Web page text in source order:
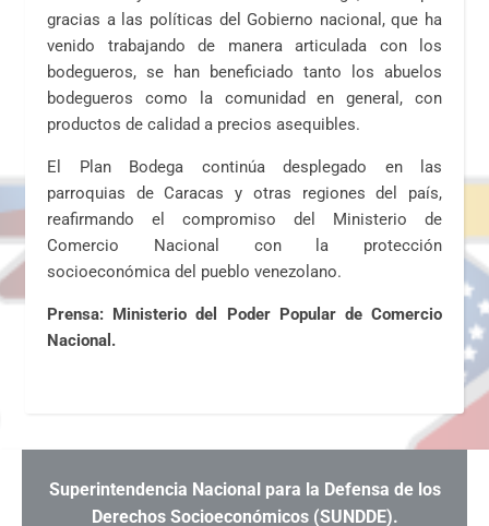
gracias a las políticas del Gobierno nacional, que ha
venido trabajando de manera articulada con los
bodegueros, se han beneficiado tanto los abuelos
bodegueros como la comunidad en general, con
productos de calidad a precios asequibles.
El Plan Bodega continúa desplegado en las
parroquias de Caracas y otras regiones del país,
reafirmando el compromiso del Ministerio de
Comercio Nacional con la protección
socioeconómica del pueblo venezolano.
Prensa: Ministerio del Poder Popular de Comercio
Nacional.
Superintendencia Nacional para la Defensa de los
Derechos Socioeconómicos (SUNDDE).